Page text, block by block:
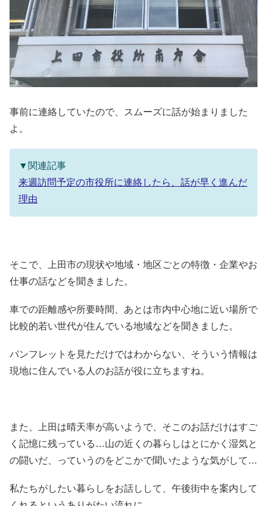
事前に連絡していたので、スムーズに話が始まりました
よ。
▼関連記事
来週訪問予定の市役所に連絡したら、話が早く進んだ
理由
そこで、上田市の現状や地域・地区ごとの特徴・企業やお
仕事の話などを聞きました。
車での距離感や所要時間、あとは市内中心地に近い場所で
比較的若い世代が住んでいる地域などを聞きました。
パンフレットを見ただけではわからない、そういう情報は
現地に住んでいる人のお話が役に立ちますね。
また、上田は晴天率が高いようで、そこのお話だけはすご
く記憶に残っている…山の近くの暮らしはとにかく湿気と
の闘いだ、っていうのをどこかで聞いたような気がして…
私たちがしたい暮らしをお話しして、午後街中を案内して